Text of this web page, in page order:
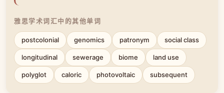
雅思学术词汇中的其他单词
postcolonial genomics patronym social class
longitudinal sewerage biome land use
polyglot caloric photovoltaic subsequent